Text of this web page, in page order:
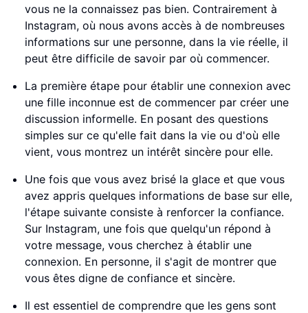
vous ne la connaissez pas bien. Contrairement à
Instagram, où nous avons accès à de nombreuses
informations sur une personne, dans la vie réelle, il
peut être difficile de savoir par où commencer.
La première étape pour établir une connexion avec
une fille inconnue est de commencer par créer une
discussion informelle. En posant des questions
simples sur ce qu'elle fait dans la vie ou d'où elle
vient, vous montrez un intérêt sincère pour elle.
Une fois que vous avez brisé la glace et que vous
avez appris quelques informations de base sur elle,
l'étape suivante consiste à renforcer la confiance.
Sur Instagram, une fois que quelqu'un répond à
votre message, vous cherchez à établir une
connexion. En personne, il s'agit de montrer que
vous êtes digne de confiance et sincère.
Il est essentiel de comprendre que les gens sont